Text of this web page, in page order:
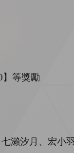
】等獎勵
七瀨汐月 、宏小